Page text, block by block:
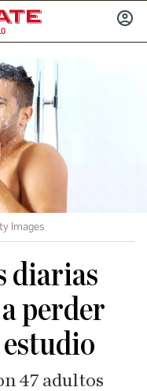
Images
diarias
perder
47 adultos